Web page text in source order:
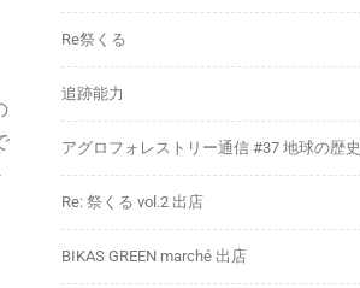
Re祭くる
追跡能力
アグロフォレストリー通信 #37 地球の歴史
Re: 祭くる vol.2 出店
BIKAS GREEN marché 出店